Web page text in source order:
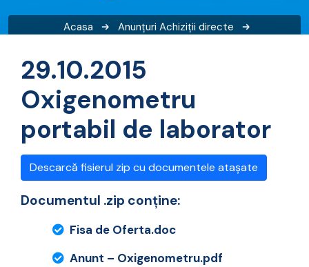
Acasa Anunțuri Achiziții directe
29.10.2015
Oxigenometru
portabil de laborator
Descarcă fisierul zip cu documentele atașate
Documentul .zip conține:
Fisa de Oferta.doc
Anunt – Oxigenometru.pdf